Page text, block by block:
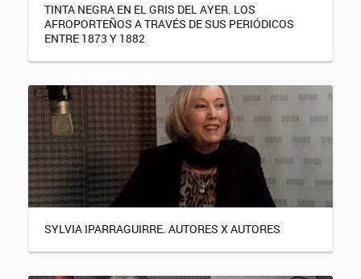
TINTA NEGRA EN EL GRIS DEL AYER. LOS
AFROPORTEÑOS A TRAVÉS DE SUS PERIÓDICOS
ENTRE 1873 Y 1882
SYLVIA IPARRAGUIRRE. AUTORES X AUTORES